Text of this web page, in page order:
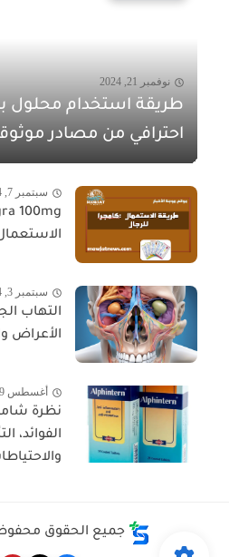
نوفمبر 21, 2024
طريقة استخدام محلول
احترافي من مصادر
سبتمبر 7, 2024
سبتمبر 3, 2024
التهاب
الأعراض
أغسطس 19, 2024
نظرة
الفوائد،
جميع الحقوق